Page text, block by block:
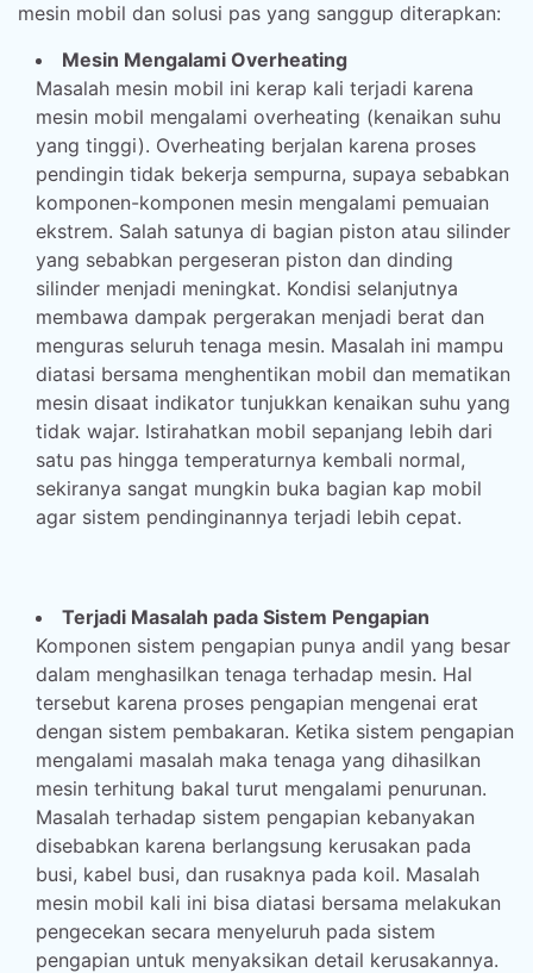
mesin mobil dan solusi pas yang sanggup diterapkan:
Mesin Mengalami Overheating
Masalah mesin mobil ini kerap kali terjadi karena
mesin mobil mengalami overheating (kenaikan suhu
yang tinggi). Overheating berjalan karena proses
pendingin tidak bekerja sempurna, supaya sebabkan
komponen-komponen mesin mengalami pemuaian
ekstrem. Salah satunya di bagian piston atau silinder
yang sebabkan pergeseran piston dan dinding
silinder menjadi meningkat. Kondisi selanjutnya
membawa dampak pergerakan menjadi berat dan
menguras seluruh tenaga mesin. Masalah ini mampu
diatasi bersama menghentikan mobil dan mematikan
mesin disaat indikator tunjukkan kenaikan suhu yang
tidak wajar. Istirahatkan mobil sepanjang lebih dari
satu pas hingga temperaturnya kembali normal,
sekiranya sangat mungkin buka bagian kap mobil
agar sistem pendinginannya terjadi lebih cepat.
Terjadi Masalah pada Sistem Pengapian
Komponen sistem pengapian punya andil yang besar
dalam menghasilkan tenaga terhadap mesin. Hal
tersebut karena proses pengapian mengenai erat
dengan sistem pembakaran. Ketika sistem pengapian
mengalami masalah maka tenaga yang dihasilkan
mesin terhitung bakal turut mengalami penurunan.
Masalah terhadap sistem pengapian kebanyakan
disebabkan karena berlangsung kerusakan pada
busi, kabel busi, dan rusaknya pada koil. Masalah
mesin mobil kali ini bisa diatasi bersama melakukan
pengecekan secara menyeluruh pada sistem
pengapian untuk menyaksikan detail kerusakannya.